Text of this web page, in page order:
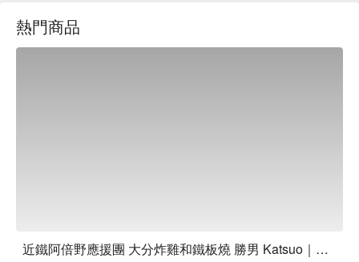
認證的正宗炸雞自助餐套餐。盡情享用美食美酒，盡情享受美
味。全體員工期待您的光臨。
熱門商品
近鐵阿倍野應援團 大分炸雞和鐵板燒 勝男 Katsuo｜炸雞吃到飽